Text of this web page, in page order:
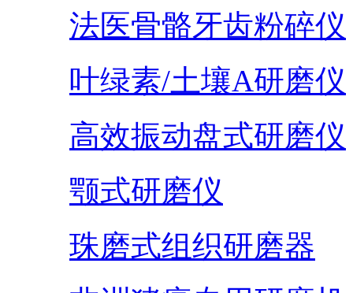
法医骨骼牙齿粉碎仪
叶绿素/土壤A研磨仪
高效振动盘式研磨仪
颚式研磨仪
珠磨式组织研磨器